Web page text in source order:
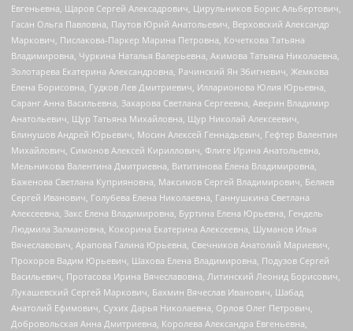
Евгеньевна, Щаров Сергей Алексадрович, Цирульников Борис Альбертович,
Гасан Ольга Павловна, Паутов Юрий Анатольевич, Верховский Александр
Маркович, Пислакова-Паркер Марина Петровна, Кочеткова Татьяна
Владимировна, Чуркина Наталья Валерьевна, Акимова Татьяна Николаевна,
Золотарева Екатерина Александровна, Рачинский Ян Збигневич, Жемкова
Елена Борисовна, Гудков Лев Дмитриевич, Илларионова Юлия Юрьевна,
Саранг Анна Васильевна, Захарова Светлана Сергеевна, Аверин Владимир
Анатольевич, Щур Татьяна Михайловна, Щур Николай Алексеевич,
Блинушов Андрей Юрьевич, Мосин Алексей Геннадьевич, Гефтер Валентин
Михайлович, Симонов Алексей Кириллович, Флиге Ирина Анатольевна,
Мельникова Валентина Дмитриевна, Вититинова Елена Владимировна,
Баженова Светлана Куприяновна, Максимов Сергей Владимирович, Беляев
Сергей Иванович, Голубева Елена Николаевна, Ганнушкина Светлана
Алексеевна, Закс Елена Владимировна, Буртина Елена Юрьевна, Гендель
Людмила Залмановна, Кокорина Екатерина Алексеевна, Шуманов Илья
Вячеславович, Арапова Галина Юрьевна, Свечников Анатолий Мариевич,
Прохоров Вадим Юрьевич, Шахова Елена Владимировна, Подузов Сергей
Васильевич, Протасова Ирина Вячеславовна, Литинский Леонид Борисович,
Лукашевский Сергей Маркович, Бахмин Вячеслав Иванович, Шабад
Анатолий Ефимович, Сухих Дарья Николаевна, Орлов Олег Петрович,
Добровольская Анна Дмитриевна, Королева Александра Евгеньевна,